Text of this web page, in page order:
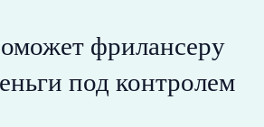
фрилансеру
под контролем